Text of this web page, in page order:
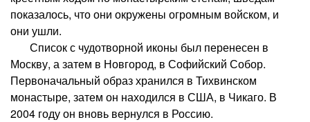
показалось, что они окружены огромным войском, и
они ушли.
Список с чудотворной иконы был перенесен в
Москву, а затем в Новгород, в Софийский Собор.
Первоначальный образ хранился в Тихвинском
монастыре, затем он находился в США, в Чикаго. В
2004 году он вновь вернулся в Россию.